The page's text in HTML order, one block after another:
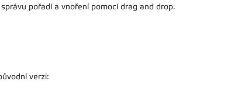
pořadí a vnoření pomocí drag and drop.
verzi: